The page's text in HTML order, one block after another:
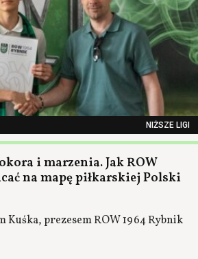
NIŻSZE LIGI
i marzenia. Jak ROW
na mapę piłkarskiej Polski
Kuśka, prezesem ROW 1964 Rybnik